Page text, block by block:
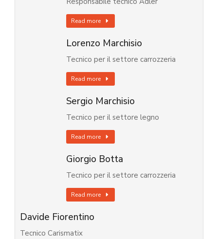
Read more
Lorenzo Marchisio
Tecnico per il settore carrozzeria
Read more
Sergio Marchisio
Tecnico per il settore legno
Read more
Giorgio Botta
Tecnico per il settore carrozzeria
Read more
Davide Fiorentino
Tecnico Carismatix